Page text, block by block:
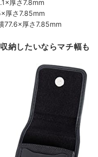
厚さ7.8mm
厚さ7.85mm
77.6×厚さ7.85mm
納したいならマチ幅も